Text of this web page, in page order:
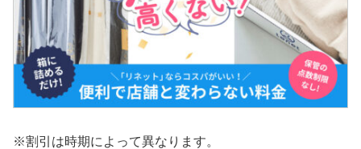
※割引は時期によって異なります。